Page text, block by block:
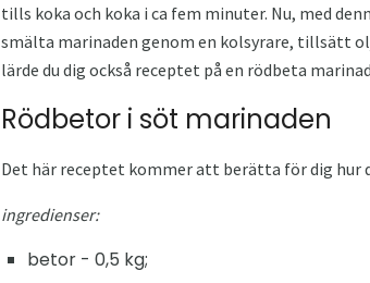
tills koka och koka i ca fem minuter. Nu, med
smälta marinaden genom en kolsyrare, tillsätt
lärde du dig också receptet på en rödbeta
Rödbetor i söt marinaden
Det här receptet kommer att berätta för dig hur
ingredienser:
betor - 0,5 kg;